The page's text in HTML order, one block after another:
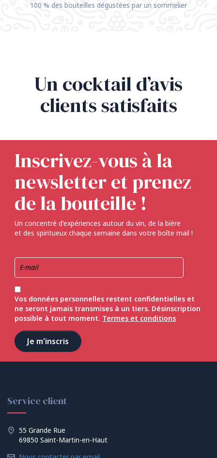
100 % des bouteilles dégustées par un sommelier
Un cocktail d’avis
clients satisfaits
Inscrivez-vous à la
newsletter et prenez
de la bouteille !
Un concentré d'expériences autour du vin, de la bière
et des spiritueux chaque semaine dans votre boîte mail !
Vos données personnelles restent confidentielles et
ne seront jamais transmises à un tiers. Désinscription
possible à tout moment. Termes et conditions
Service client
55 Grande Rue
69850 Saint-Martin-en-Haut